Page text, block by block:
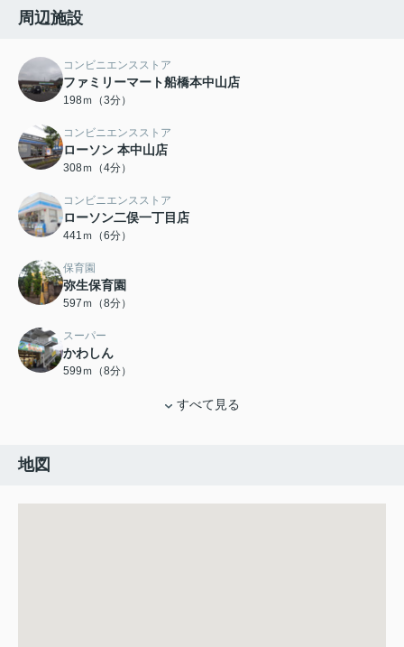
周辺施設
コンビニエンスストア
ファミリーマート船橋本中山店
198ｍ（3分）
コンビニエンスストア
ローソン 本中山店
308ｍ（4分）
コンビニエンスストア
ローソン二俣一丁目店
441ｍ（6分）
保育園
弥生保育園
597ｍ（8分）
スーパー
かわしん
599ｍ（8分）
すべて見る
地図